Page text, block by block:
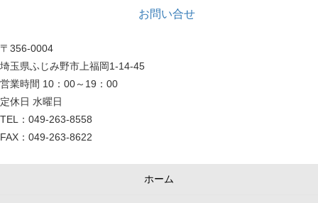
お問い合せ
〒356-0004
埼玉県ふじみ野市上福岡1-14-45
営業時間 10：00～19：00
定休日 水曜日
TEL：049-263-8558
FAX：049-263-8622
ホーム